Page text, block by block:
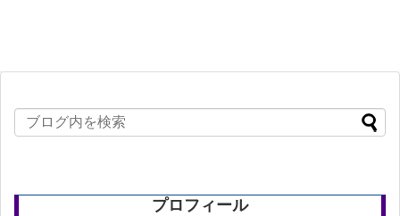
プロフィール